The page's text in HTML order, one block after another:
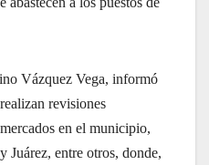
Vázquez Vega, informó
revisiones
en el municipio,
Juárez, entre otros, donde,